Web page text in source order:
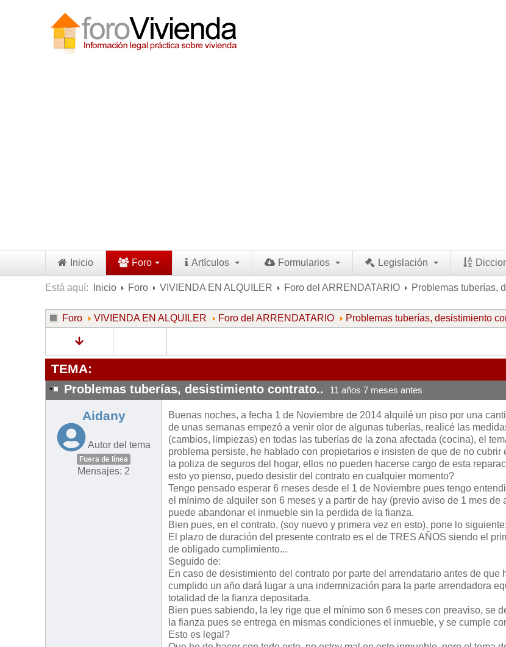
Inicio Foro Artículos Formularios Legislación
Está aquí: Inicio Foro VIVIENDA EN ALQUILER Foro del ARRENDATARIO Problemas tuberías,
Foro VIVIENDA EN ALQUILER Foro del ARRENDATARIO Problemas tuberías, desistimiento
TEMA:
Problemas tuberías, desistimiento contrato.. 11 años 7 meses antes
Aidany
Autor del tema
Fuera de línea
Mensajes: 2
Buenas noches, a fecha 1 de Noviembre de 2014 alquilé un piso por una
de unas semanas empezó a venir olor de algunas tuberías, realicé las
(cambios, limpiezas) en todas las tuberías de la zona afectada (cocina), el
problema persiste, he hablado con propietarios e insisten de que de no cubrir
la poliza de seguros del hogar, ellos no pueden hacerse cargo de esta
esto yo pienso, puedo desistir del contrato en cualquier momento?
Tengo pensado esperar 6 meses desde el 1 de Noviembre pues tengo
el mínimo de alquiler son 6 meses y a partir de hay (previo aviso de 1 mes de
puede abandonar el inmueble sin la perdida de la fianza.
Bien pues, en el contrato, (soy nuevo y primera vez en esto), pone lo siguiente:
El plazo de duración del presente contrato es el de TRES AÑOS siendo el
de obligado cumplimiento...
Seguido de:
En caso de desistimiento del contrato por parte del arrendatario antes de que
cumplido un año dará lugar a una indemnización para la parte arrendadora
totalidad de la fianza depositada.
Bien pues sabiendo, la ley rige que el mínimo son 6 meses con preaviso, se
la fianza pues se entrega en mismas condiciones el inmueble, y se cumple
Esto es legal?